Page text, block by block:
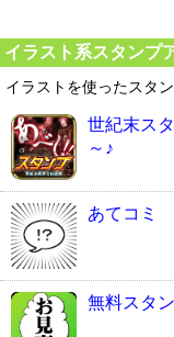
イラスト系スタンプ
イラストを使ったスタ
世紀末ス
～♪
あてコミ
無料スタ